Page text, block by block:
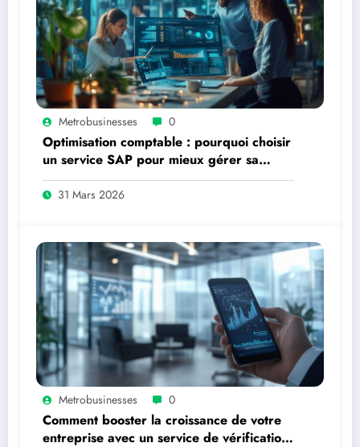
Metrobusinesses 0
Optimisation comptable : pourquoi choisir
un service SAP pour mieux gérer sa
compta devient incontournable
31 Mars 2026
Metrobusinesses 0
Comment booster la croissance de votre
entreprise avec un service de vérification